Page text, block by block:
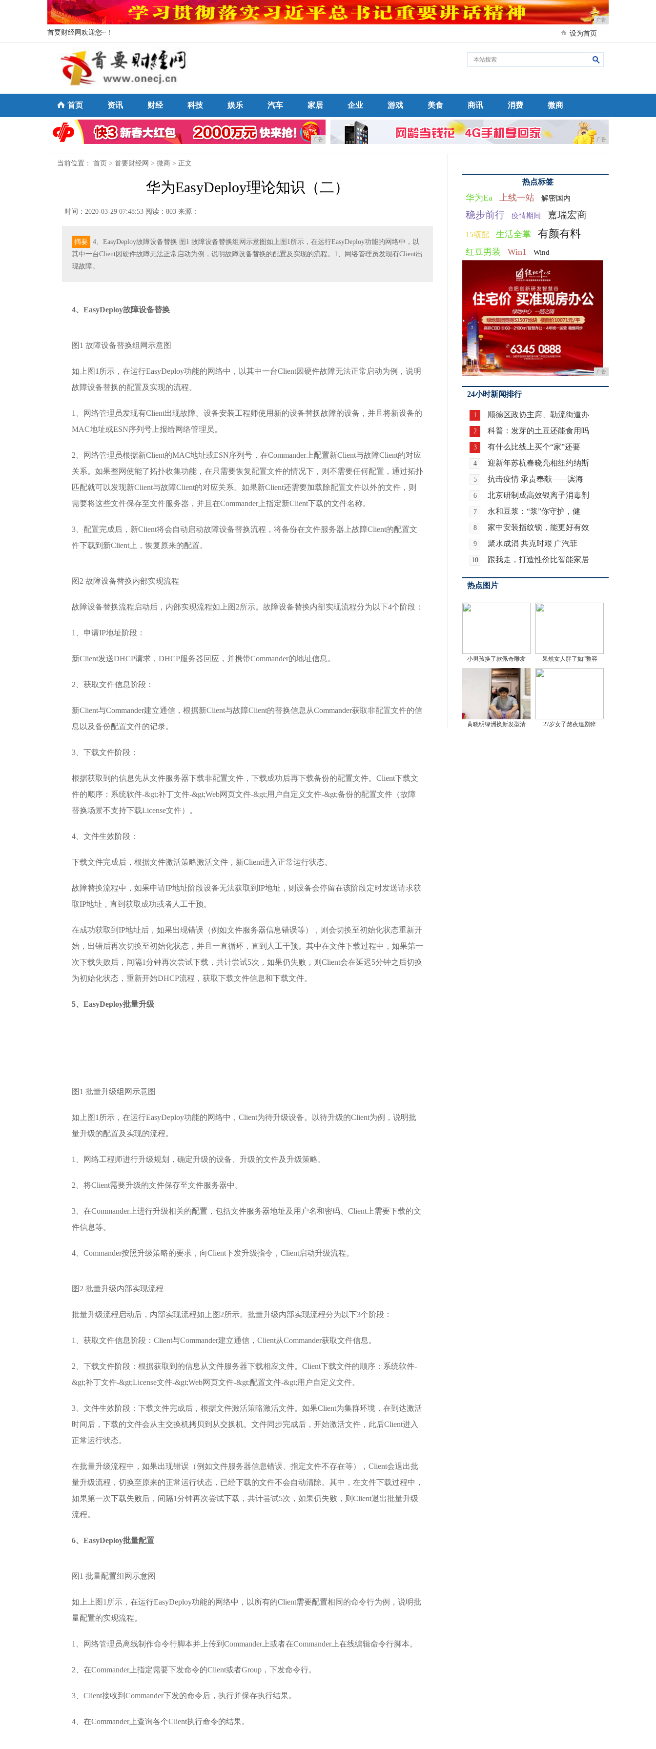
广告
首要财经网欢迎您~！ 设为首页
首页 资讯 财经 科技 娱乐 汽车 家居 企业 游戏 美食 商讯 消费 微商
广告 广告
当前位置： 首页 > 首要财经网 > 微商 > 正文
华为EasyDeploy理论知识（二）
时间：2020-03-29 07:48:53 阅读：803 来源：
摘要
4、EasyDeploy故障设备替换 图1 故障设备替换组网示意图如上图1所示，在运行EasyDeploy功能的网络中，以
其中一台Client因硬件故障无法正常启动为例，说明故障设备替换的配置及实现的流程。1、网络管理员发现有Client出
现故障。
4、EasyDeploy故障设备替换
图1 故障设备替换组网示意图
如上图1所示，在运行EasyDeploy功能的网络中，以其中一台Client因硬件故障无法正常启动为例，说明
故障设备替换的配置及实现的流程。
1、网络管理员发现有Client出现故障。设备安装工程师使用新的设备替换故障的设备，并且将新设备的
MAC地址或ESN序列号上报给网络管理员。
2、网络管理员根据新Client的MAC地址或ESN序列号，在Commander上配置新Client与故障Client的对应
关系。如果整网使能了拓扑收集功能，在只需要恢复配置文件的情况下，则不需要任何配置，通过拓扑
匹配就可以发现新Client与故障Client的对应关系。如果新Client还需要加载除配置文件以外的文件，则
需要将这些文件保存至文件服务器，并且在Commander上指定新Client下载的文件名称。
3、配置完成后，新Client将会自动启动故障设备替换流程，将备份在文件服务器上故障Client的配置文
件下载到新Client上，恢复原来的配置。
图2 故障设备替换内部实现流程
故障设备替换流程启动后，内部实现流程如上图2所示。故障设备替换内部实现流程分为以下4个阶段：
1、申请IP地址阶段：
新Client发送DHCP请求，DHCP服务器回应，并携带Commander的地址信息。
2、获取文件信息阶段：
新Client与Commander建立通信，根据新Client与故障Client的替换信息从Commander获取非配置文件的信
息以及备份配置文件的记录。
3、下载文件阶段：
根据获取到的信息先从文件服务器下载非配置文件，下载成功后再下载备份的配置文件。Client下载文
件的顺序：系统软件-&gt;补丁文件-&gt;Web网页文件-&gt;用户自定义文件-&gt;备份的配置文件（故障
替换场景不支持下载License文件）。
4、文件生效阶段：
下载文件完成后，根据文件激活策略激活文件，新Client进入正常运行状态。
故障替换流程中，如果申请IP地址阶段设备无法获取到IP地址，则设备会停留在该阶段定时发送请求获
取IP地址，直到获取成功或者人工干预。
在成功获取到IP地址后，如果出现错误（例如文件服务器信息错误等），则会切换至初始化状态重新开
始，出错后再次切换至初始化状态，并且一直循环，直到人工干预。其中在文件下载过程中，如果第一
次下载失败后，间隔1分钟再次尝试下载，共计尝试5次，如果仍失败，则Client会在延迟5分钟之后切换
为初始化状态，重新开始DHCP流程，获取下载文件信息和下载文件。
5、EasyDeploy批量升级
图1 批量升级组网示意图
如上图1所示，在运行EasyDeploy功能的网络中，Client为待升级设备。以待升级的Client为例，说明批
量升级的配置及实现的流程。
1、网络工程师进行升级规划，确定升级的设备、升级的文件及升级策略。
2、将Client需要升级的文件保存至文件服务器中。
3、在Commander上进行升级相关的配置，包括文件服务器地址及用户名和密码、Client上需要下载的文
件信息等。
4、Commander按照升级策略的要求，向Client下发升级指令，Client启动升级流程。
图2 批量升级内部实现流程
批量升级流程启动后，内部实现流程如上图2所示。批量升级内部实现流程分为以下3个阶段：
1、获取文件信息阶段：Client与Commander建立通信，Client从Commander获取文件信息。
2、下载文件阶段：根据获取到的信息从文件服务器下载相应文件。Client下载文件的顺序：系统软件-
&gt;补丁文件-&gt;License文件-&gt;Web网页文件-&gt;配置文件-&gt;用户自定义文件。
3、文件生效阶段：下载文件完成后，根据文件激活策略激活文件。如果Client为集群环境，在到达激活
时间后，下载的文件会从主交换机拷贝到从交换机。文件同步完成后，开始激活文件，此后Client进入
正常运行状态。
在批量升级流程中，如果出现错误（例如文件服务器信息错误、指定文件不存在等），Client会退出批
量升级流程，切换至原来的正常运行状态，已经下载的文件不会自动清除。其中，在文件下载过程中，
如果第一次下载失败后，间隔1分钟再次尝试下载，共计尝试5次，如果仍失败，则Client退出批量升级
流程。
6、EasyDeploy批量配置
图1 批量配置组网示意图
如上上图1所示，在运行EasyDeploy功能的网络中，以所有的Client需要配置相同的命令行为例，说明批
量配置的实现流程。
1、网络管理员离线制作命令行脚本并上传到Commander上或者在Commander上在线编辑命令行脚本。
2、在Commander上指定需要下发命令的Client或者Group，下发命令行。
3、Client接收到Commander下发的命令后，执行并保存执行结果。
4、在Commander上查询各个Client执行命令的结果。
热点标签
华为Ea 上线一站 解密国内
稳步前行 疫情期间 嘉瑞宏商
15项配 生活全掌 有颜有料
红豆男装 Win1 Wind
广告
24小时新闻排行
1 顺德区政协主席、勒流街道办
2 科普：发芽的土豆还能食用吗
3 有什么比线上买个“家”还要
4 迎新年苏杭春晓亮相纽约纳斯
5 抗击疫情 承责奉献——滨海
6 北京研制成高效银离子消毒剂
7 永和豆浆：“浆”你守护，健
8 家中安装指纹锁，能更好有效
9 聚水成涓 共克时艰 广汽菲
10 跟我走，打造性价比智能家居
热点图片
小男孩换了款佩奇雕发 果然女人胖了如“整容
黄晓明绿洲换新发型清 27岁女子熬夜追剧猝